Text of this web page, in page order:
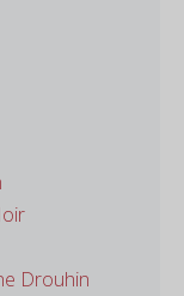
Drouhin